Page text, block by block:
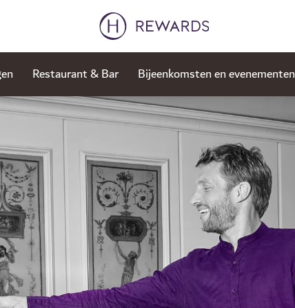
Restaurant & Bar Bijeenkomsten en evenementen